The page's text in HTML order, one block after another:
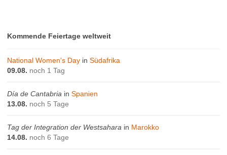
Kommende Feiertage weltweit
National Women's Day inSüdafrika
09.08. noch 1 Tag
Día de Cantabria inSpanien
13.08. noch 5 Tage
Tag der Integration der Westsahara in Marokko
14.08. noch 6 Tage